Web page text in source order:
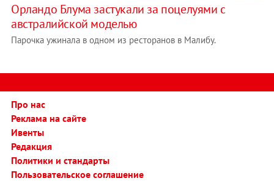
Орландо Блума застукали за поцелуями с
австралийской моделью
Парочка ужинала в одном из ресторанов в Малибу.
Про нас
Реклама на сайте
Ивенты
Редакция
Политики и стандарты
Пользовательское соглашение